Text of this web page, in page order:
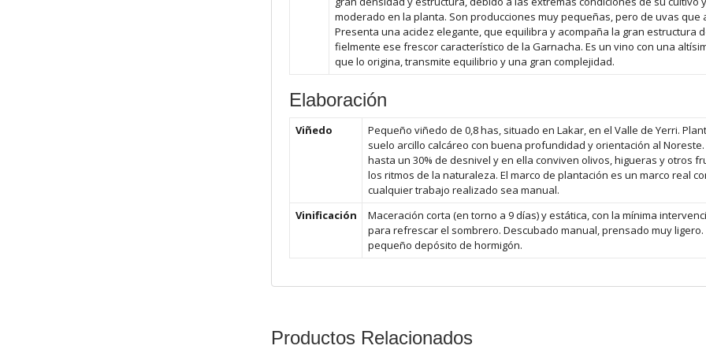
moderado en la planta. Son producciones muy pequeñas, pero de uvas
Presenta una acidez elegante, que equilibra y acompaña la gran estructura
fielmente ese frescor característico de la Garnacha. Es un vino con una
que lo origina, transmite equilibrio y una gran complejidad.
Elaboración
Viñedo
Pequeño viñedo de 0,8 has, situado en Lakar, en el Valle de Yerri.
suelo arcillo calcáreo con buena profundidad y orientación al
hasta un 30% de desnivel y en ella conviven olivos, higueras y otros
los ritmos de la naturaleza. El marco de plantación es un marco real
cualquier trabajo realizado sea manual.
Vinificación
Maceración corta (en torno a 9 días) y estática, con la mínima
para refrescar el sombrero. Descubado manual, prensado muy
pequeño depósito de hormigón.
Productos Relacionados